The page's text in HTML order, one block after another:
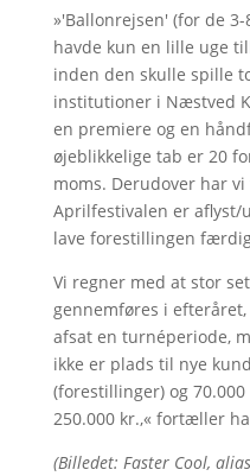
»'Ballonrejsen' (for de
havde kun en lille uge
inden den skulle spille
institutioner i Næstved
en premiere og en
øjeblikkelige tab er 20
moms. Derudover har
Aprilfestivalen er
lave forestillingen
Vi regner med at stor
gennemføres i
afsat en turnéperiode,
ikke er plads til nye
(forestillinger) og
250.000 kr.,« fortæller
(Billedet: Faster Cool,